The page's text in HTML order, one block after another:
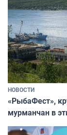
НОВОСТИ
«РыбаФест»,
мурманчан в